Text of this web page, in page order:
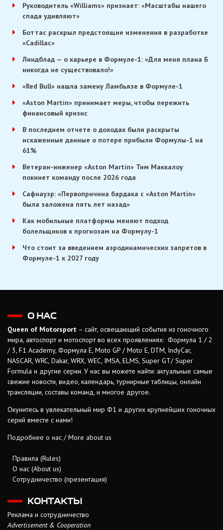
Руководитель «Williams» признает: «Масштабы нашего
спада удивляют»
Боттас раскрыл предстоящие изменения в разработке
«Cadillac»
Линдблад — о карьере в Формуле-1: «Для меня плана Б
никогда не существовало!»
«Red Bull» нашла замену Ламбьязе в Формуле-1
«Aston Martin» принимает меры, чтобы пережить
финансовый кризис
В последнем отчете о доходах были раскрыты
искаженные данные о потере прибыли Формулы-1 на
61%
Ветеран-инженер «Aston Martin» Тим Маккалоу
покинет команду после 2026 года
Сафнауэр: «Первопричина бардака с «Aston Martin»
была заложена пять лет назад»
Как мобильные платформы меняют подход
болельщиков к прогнозам на Формулу-1
Что стоит за введением аэродинамических запретов в
Формуле-1 к 2027 году
О НАС
Queen of Motorsport – сайт, освещающий события из гоночного
мира, автоспорт и мотоспорт во всех проявлениях: Формула 1 / 2
/ 3, F1 Academy, Формула Е, Moto GP / Moto E, DTM, IndyCar,
NASCAR, WRC, Dakar, WRX, WEC, IMSA, ELMS, Super GT/ Super
Formula и другие серии. У нас вы можете найти: актуальные самые
свежие новости, видео, календарь, турнирные таблицы, онлайн
трансляции, составы команд, и многое другое.
Окунитесь в увлекательный мир Ф1 и других крупнейших гоночных
серий вместе с нами!
Подробнее о нас / More about us
Правила (Rules)
О нас (About us)
Сотрудничество (презентация)
КОНТАКТЫ
Реклама и сотрудничество
Advertisement & Cooperation